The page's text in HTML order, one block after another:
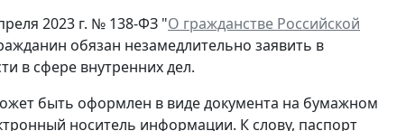
2023 г. № 138-ФЗ "О гражданстве Российской
обязан незамедлительно заявить в
в сфере внутренних дел.
быть оформлен в виде документа на бумажном
носитель информации. К слову, паспорт